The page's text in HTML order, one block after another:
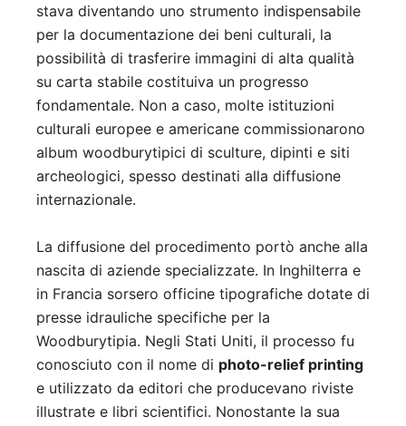
stava diventando uno strumento indispensabile
per la documentazione dei beni culturali, la
possibilità di trasferire immagini di alta qualità
su carta stabile costituiva un progresso
fondamentale. Non a caso, molte istituzioni
culturali europee e americane commissionarono
album woodburytipici di sculture, dipinti e siti
archeologici, spesso destinati alla diffusione
internazionale.
La diffusione del procedimento portò anche alla
nascita di aziende specializzate. In Inghilterra e
in Francia sorsero officine tipografiche dotate di
presse idrauliche specifiche per la
Woodburytipia. Negli Stati Uniti, il processo fu
conosciuto con il nome di photo-relief printing
e utilizzato da editori che producevano riviste
illustrate e libri scientifici. Nonostante la sua